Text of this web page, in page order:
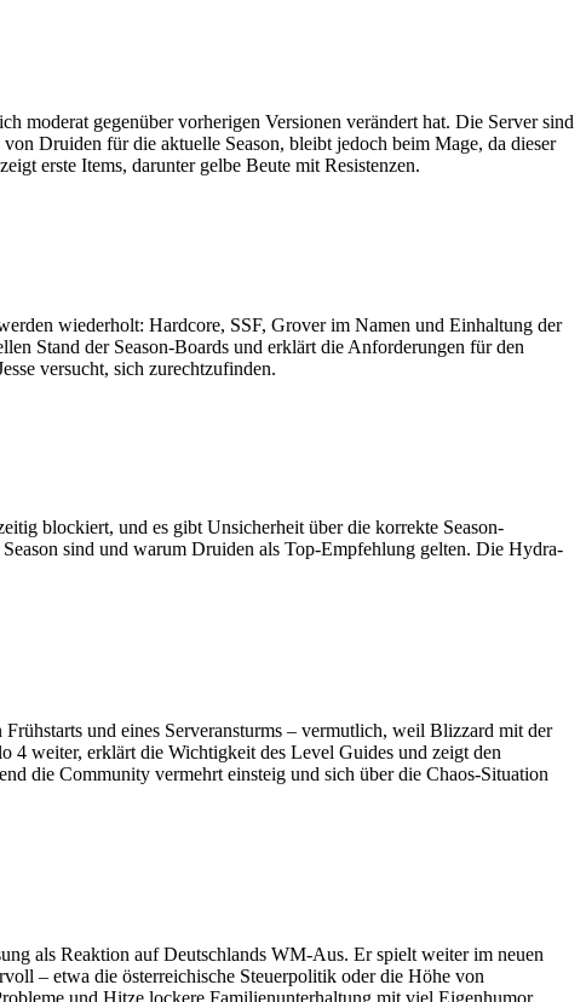
moderat gegenüber vorherigen Versionen verändert hat. Die Server sind
Druiden für die aktuelle Season, bleibt jedoch beim Mage, da dieser
erste Items, darunter gelbe Beute mit Resistenzen.
wiederholt: Hardcore, SSF, Grover im Namen und Einhaltung der
Stand der Season-Boards und erklärt die Anforderungen für den
versucht, sich zurechtzufinden.
blockiert, und es gibt Unsicherheit über die korrekte Season-
sind und warum Druiden als Top-Empfehlung gelten. Die Hydra-
und eines Serveransturms – vermutlich, weil Blizzard mit der
4 weiter, erklärt die Wichtigkeit des Level Guides und zeigt den
die Community vermehrt einsteig und sich über die Chaos-Situation
als Reaktion auf Deutschlands WM-Aus. Er spielt weiter im neuen
– etwa die österreichische Steuerpolitik oder die Höhe von